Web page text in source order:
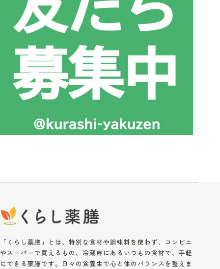
「くらし薬膳」とは、特別な食材や調味料を使わず、コンビニ
やスーパーで買えるもの、冷蔵庫にあるいつもの食材で、手軽
にできる薬膳です。日々の食養生で心と体のバランスを整えま